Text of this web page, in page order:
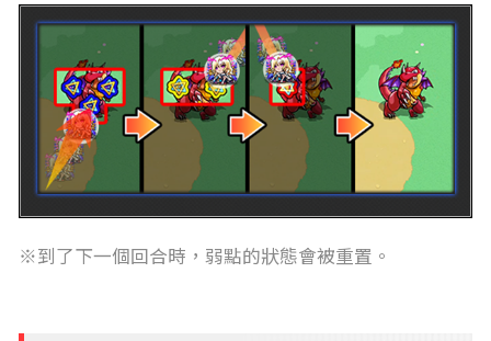
到了下一個回合時，弱點的狀態會被重置。